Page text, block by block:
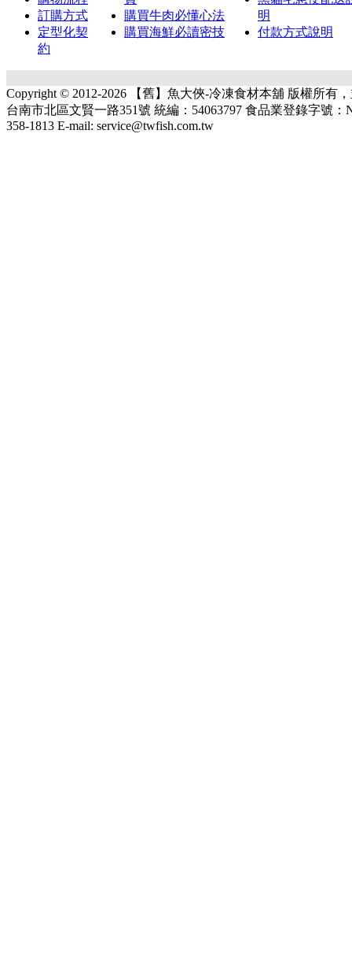
訂購方式
定型化契
約
購買牛肉必懂心法
購買海鮮必讀密技
明
付款方式說明
Copyright © 2012-2026 【舊】魚大俠-冷凍食材本舖 版權所有
台南市北區文賢一路351號 統編：54063797 食品業登錄字號：
358-1813 E-mail: service@twfish.com.tw